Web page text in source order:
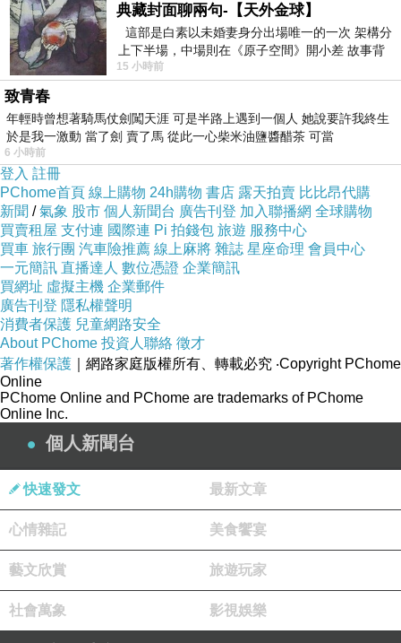
海天一色的絕佳景色，令人難以忘懷，可惜風太大拍的合照不太優，僅
能自個兒留作紀念。
貓鼻頭國家公園
開放時間: 04-10 月 開放時間am08:00-pm05:30 、11-03月 開放時間
am08:00-pm05:00
收費標準: 停車費：大型車60、小型車40、機車10
電話: 08-8867527
上一篇：
下一篇：
活力小太陽[Jim_Chen]
典藏封面聊兩句-【天外金球】
這部是白素以未婚妻身分出場唯一的一次 架構分
上下半場，中場則在《原子空間》開小差 故事背
景影射西藏境外流亡 地下組織
15 小時前
致青春
年輕時曾想著騎馬仗劍闖天涯 可是半路上遇到一個人 她說要許我終生
於是我一激動 當了劍 賣了馬 從此一心柴米油鹽醬醋茶 可當
6 小時前
登入 註冊
PChome首頁 線上購物 24h購物 書店 露天拍賣 比比昂代購
新聞 /氣象 股市 個人新聞台 廣告刊登 加入聯播網 全球購物
買賣租屋 支付連 國際連 Pi 拍錢包 旅遊 服務中心
買車 旅行團 汽車險推薦 線上麻將 雜誌 星座命理 會員中心
一元簡訊 直播達人 數位憑證 企業簡訊
買網址 虛擬主機 企業郵件
廣告刊登 隱私權聲明
消費者保護 兒童網路安全
About PChome 投資人聯絡 徵才
著作權保護 ｜網路家庭版權所有、轉載必究 ‧Copyright PChome
Online
PChome Online and PChome are trademarks of PChome
Online Inc.
個人新聞台
快速發文 最新文章
心情雜記 美食饗宴
藝文欣賞 旅遊玩家
社會萬象 影視娛樂